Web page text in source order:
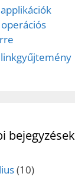
bejegyzések
(10)